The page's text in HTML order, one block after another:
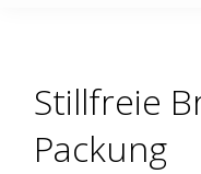
Stillfreie
Packung